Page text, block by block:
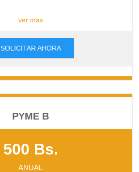
ver mas
SOLICITAR AHORA
PYME B
500 Bs.
ANUAL